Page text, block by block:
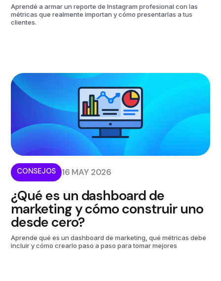
Aprendé a armar un reporte de Instagram profesional con las
métricas que realmente importan y cómo presentarlas a tus
clientes.
CONSEJOS 16 MAY 2026
¿Qué es un dashboard de
marketing y cómo construir uno
desde cero?
Aprende qué es un dashboard de marketing, qué métricas debe
incluir y cómo crearlo paso a paso para tomar mejores